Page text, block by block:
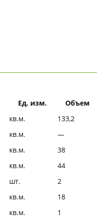
Ед. изм. Объем
кв.м.
133,2
кв.м.
—
кв.м.
38
кв.м.
44
шт.
2
кв.м.
18
кв.м.
1